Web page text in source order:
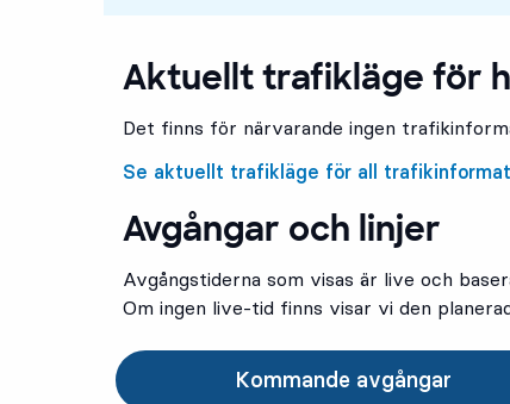
Aktuellt trafikläge för
Det finns för närvarande ingen
Se aktuellt trafikläge för all
Avgångar och linjer
Avgångstiderna som visas är live och
Om ingen live-tid finns visar vi den
Kommande avgångar